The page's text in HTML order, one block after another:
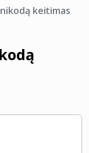
keitimas